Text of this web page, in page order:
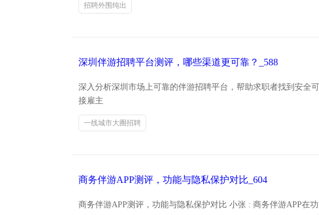
招聘外围纯出
深圳伴游招聘平台测评，哪些渠道更可靠？_588
深入分析深圳市场上可靠的伴游招聘平台，帮助求职者找到安全
接雇主
一线城市大圈招聘
商务伴游APP测评，功能与隐私保护对比_604
商务伴游APP测评，功能与隐私保护对比 小张 : 商务伴游APP在